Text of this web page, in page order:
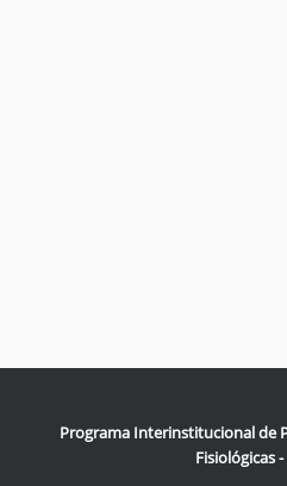
Programa Interinstitucional de
Fisiológicas -